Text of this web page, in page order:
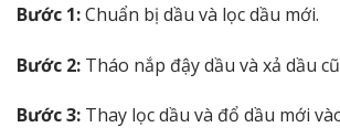
Bước 1:Chuẩn bị dầu và lọc dầu mới.
Bước 2: Tháo nắp đậy dầu và xả dầu
Bước 3: Thay lọc dầu và đổ dầu mới